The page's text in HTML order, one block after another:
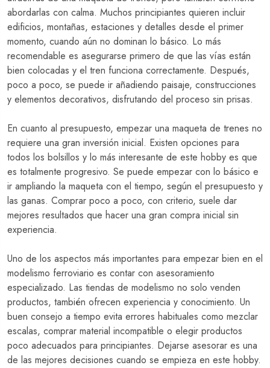
abordarlas con calma. Muchos principiantes quieren incluir
edificios, montañas, estaciones y detalles desde el primer
momento, cuando aún no dominan lo básico. Lo más
recomendable es asegurarse primero de que las vías están
bien colocadas y el tren funciona correctamente. Después,
poco a poco, se puede ir añadiendo paisaje, construcciones
y elementos decorativos, disfrutando del proceso sin prisas.
En cuanto al presupuesto, empezar una maqueta de trenes no
requiere una gran inversión inicial. Existen opciones para
todos los bolsillos y lo más interesante de este hobby es que
es totalmente progresivo. Se puede empezar con lo básico e
ir ampliando la maqueta con el tiempo, según el presupuesto y
las ganas. Comprar poco a poco, con criterio, suele dar
mejores resultados que hacer una gran compra inicial sin
experiencia.
Uno de los aspectos más importantes para empezar bien en el
modelismo ferroviario es contar con asesoramiento
especializado. Las tiendas de modelismo no solo venden
productos, también ofrecen experiencia y conocimiento. Un
buen consejo a tiempo evita errores habituales como mezclar
escalas, comprar material incompatible o elegir productos
poco adecuados para principiantes. Dejarse asesorar es una
de las mejores decisiones cuando se empieza en este hobby.